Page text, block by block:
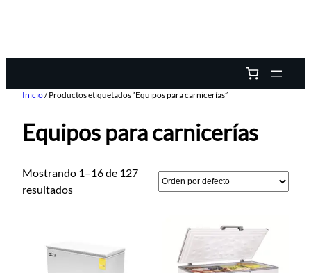
Inicio/ Productos etiquetados “Equipos para carnicerías”
Equipos para carnicerías
Mostrando 1–16 de 127
resultados